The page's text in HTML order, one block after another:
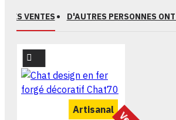
VENTES D'AUTRES PERSONNES
Artisanal